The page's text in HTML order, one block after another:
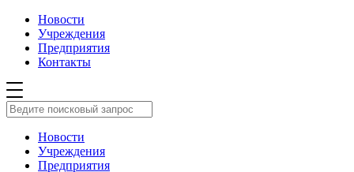
Новости
Учреждения
Предприятия
Контакты
Новости
Учреждения
Предприятия